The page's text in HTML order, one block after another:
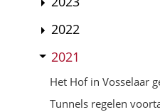
2022
2021
Het Hof in Vosselaar
Tunnels regelen